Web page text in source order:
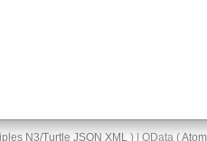
N3/Turtle JSON XML) | OData (Atom